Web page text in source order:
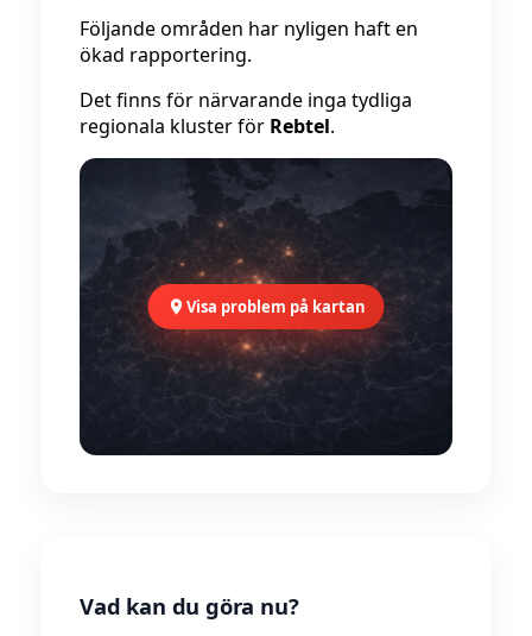
Följande områden har nyligen haft en
ökad rapportering.
Det finns för närvarande inga tydliga
regionala kluster för Rebtel.
Visa problem på kartan
Vad kan du göra nu?